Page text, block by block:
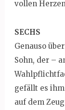
vollen
SECHS
Genauso
Sohn, der –
gefällt es
auf dem